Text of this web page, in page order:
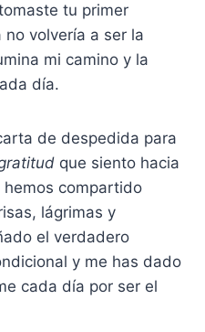
tu primer
volvería a ser la
mi camino y la
día.
de despedida para
que siento hacia
compartido
lágrimas y
el verdadero
y me has dado
cada día por ser el